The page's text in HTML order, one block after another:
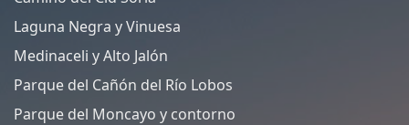
Laguna Negra y Vinuesa
Medinaceli y Alto Jalón
Parque del Cañón del Río Lobos
Parque del Moncayo y contorno